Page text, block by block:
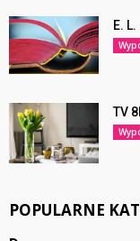
E.
TV
POPULARNE